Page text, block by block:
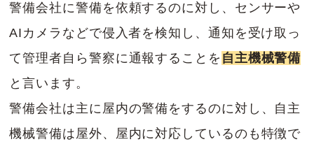
警備会社に警備を依頼するのに対し、センサーや
AIカメラなどで侵入者を検知し、通知を受け取っ
て管理者自ら警察に通報することを 自主機械警備
と言います。
警備会社は主に屋内の警備をするのに対し、自主
機械警備は屋外、屋内に対応しているのも特徴で